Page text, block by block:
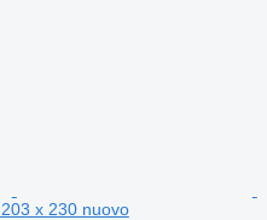
x 230 nuovo